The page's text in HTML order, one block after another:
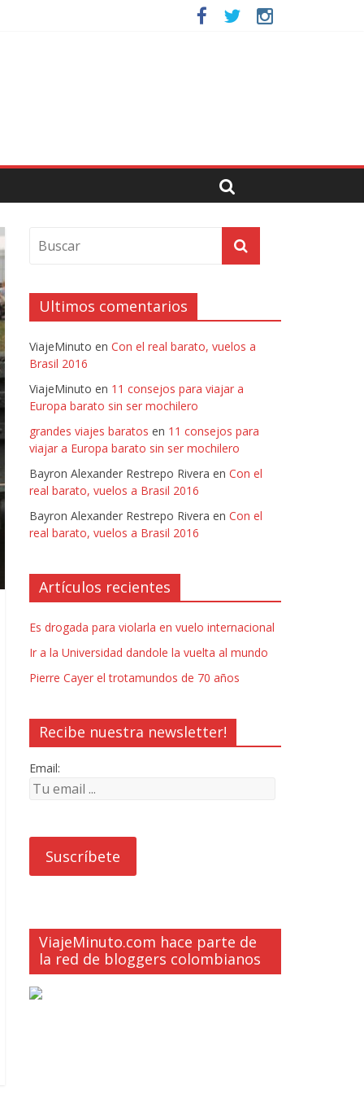
Ultimos comentarios
ViajeMinuto en Con el real barato, vuelos a
Brasil 2016
ViajeMinuto en 11 consejos para viajar a
Europa barato sin ser mochilero
grandes viajes baratos en 11 consejos para
viajar a Europa barato sin ser mochilero
Bayron Alexander Restrepo Rivera en Con el
real barato, vuelos a Brasil 2016
Bayron Alexander Restrepo Rivera en Con el
real barato, vuelos a Brasil 2016
Artículos recientes
Es drogada para violarla en vuelo internacional
Ir a la Universidad dandole la vuelta al mundo
Pierre Cayer el trotamundos de 70 años
Recibe nuestra newsletter!
Email:
ViajeMinuto.com hace parte de
la red de bloggers colombianos